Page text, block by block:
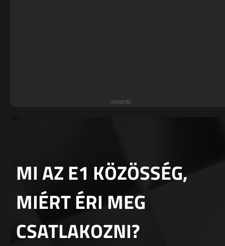
MI AZ E1 KÖZÖSSÉG,
MIÉRT ÉRI MEG
CSATLAKOZNI?